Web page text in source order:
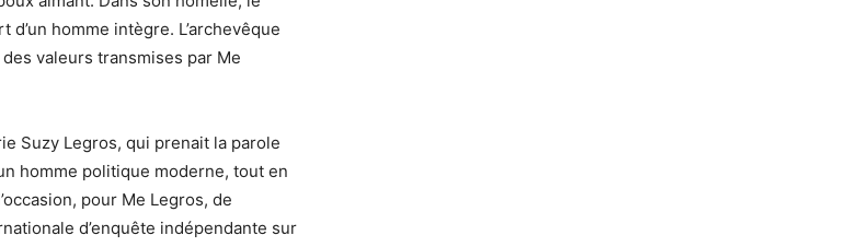
homme intègre. L’archevêque
valeurs transmises par Me
Suzy Legros, qui prenait la parole
homme politique moderne, tout en
pour Me Legros, de
d’enquête indépendante sur